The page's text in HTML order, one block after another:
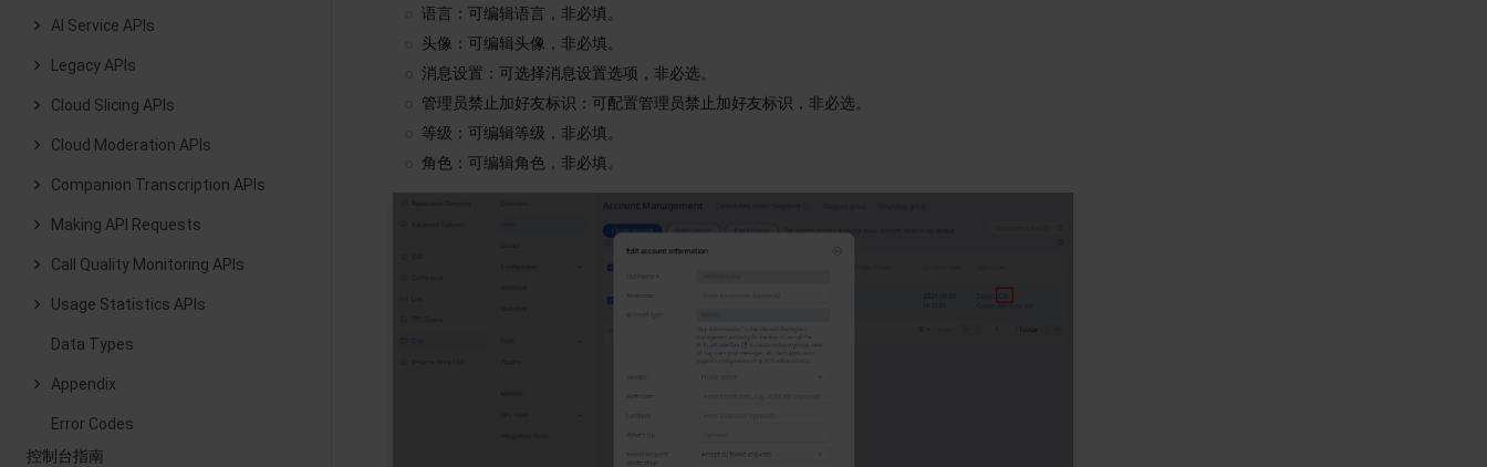
AI Service APIs
Legacy APIs
Cloud Slicing APIs
Cloud Moderation APIs
Companion Transcription APIs
Making API Requests
Call Quality Monitoring APIs
Usage Statistics APIs
Data Types
Appendix
Error Codes
控制台指南
语言：可编辑语言，非必填。
头像：可编辑头像，非必填。
消息设置：可选择消息设置选项，非必选。
管理员禁止加好友标识：可配置管理员禁止加好友标识，非必选。
等级：可编辑等级，非必填。
角色：可编辑角色，非必填。